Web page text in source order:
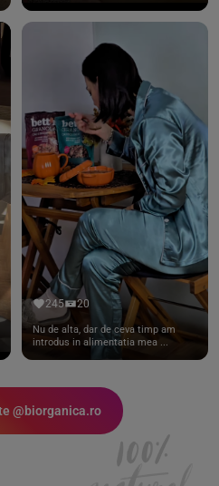
245 20
Nu de alta, dar de ceva timp am
introdus in alimentatia mea ...
@biorganica.ro